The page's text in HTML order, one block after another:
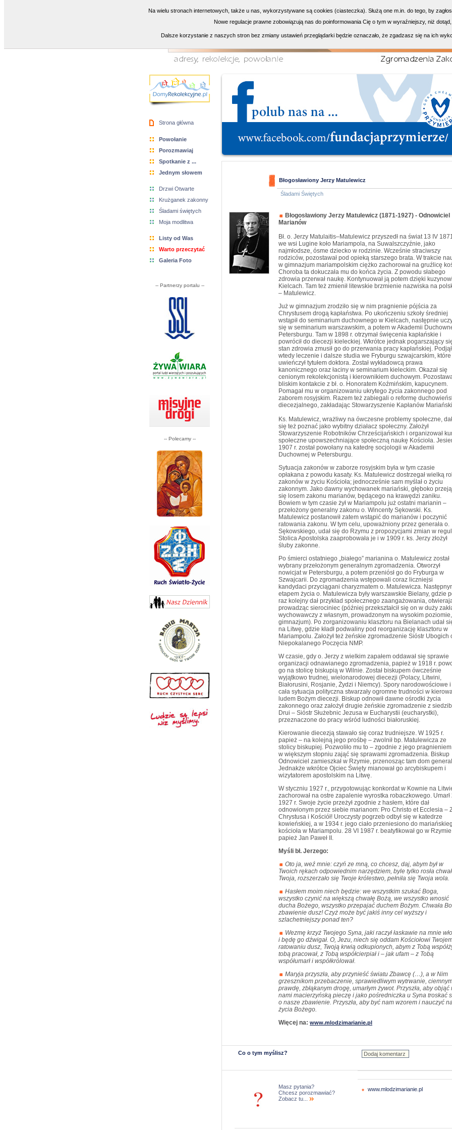
Strona główna
Powołanie
Porozmawiaj
Spotkanie z ...
Jednym słowem
Drzwi Otwarte
Krużganek zakonny
Śladami świętych
Moja modlitwa
Listy od Was
Warto przeczytać
Galeria Foto
-- Partnerzy portalu --
-- Polecamy --
Błogosławiony Jerzy Matulewicz
Śladami Świętych
Błogosławiony Jerzy Matulewicz (1871-1927) - Odnowiciel
Marianów
Bł. o. Jerzy Matulaitis–Matulewicz przyszedł na świat 13 IV
we wsi Lugine koło Mariampola, na Suwalszczyźnie, jako
najmłodsze, ósme dziecko w rodzinie. Wcześnie straciwszy
rodziców, pozostawał pod opieką starszego brata. W trakcie
w gimnazjum mariampolskim ciężko zachorował na gruźlicę
Choroba ta dokuczała mu do końca życia. Z powodu słabego
zdrowia przerwał naukę. Kontynuował ją potem dzięki
Kielcach. Tam też zmienił litewskie brzmienie nazwiska na
– Matulewicz.
Już w gimnazjum zrodziło się w nim pragnienie pójścia za
Chrystusem drogą kapłaństwa. Po ukończeniu szkoły średniej
wstąpił do seminarium duchownego w Kielcach, następnie
się w seminarium warszawskim, a potem w Akademii
Petersburgu. Tam w 1898 r. otrzymał święcenia kapłańskie i
powrócił do diecezji kieleckiej. Wkrótce jednak pogarszający
stan zdrowia zmusił go do przerwania pracy kapłańskiej. Podjął
wtedy leczenie i dalsze studia we Fryburgu szwajcarskim, które
uwieńczył tytułem doktora. Został wykładowcą prawa
kanonicznego oraz łaciny w seminarium kieleckim. Okazał się
cenionym rekolekcjonistą i kierownikiem duchowym.
bliskim kontakcie z bł. o. Honoratem Koźmińskim, kapucynem.
Pomagał mu w organizowaniu ukrytego życia zakonnego pod
zaborem rosyjskim. Razem też zabiegali o reformę
diecezjalnego, zakładając Stowarzyszenie Kapłanów
Ks. Matulewicz, wrażliwy na ówczesne problemy społeczne, dał
się też poznać jako wybitny działacz społeczny. Założył
Stowarzyszenie Robotników Chrześcijańskich i organizował
społeczne upowszechniające społeczną naukę Kościoła.
1907 r. został powołany na katedrę socjologii w Akademii
Duchownej w Petersburgu.
Sytuacja zakonów w zaborze rosyjskim była w tym czasie
opłakana z powodu kasaty. Ks. Matulewicz dostrzegał wielką
zakonów w życiu Kościoła; jednocześnie sam myślał o życiu
zakonnym. Jako dawny wychowanek mariański, głęboko
się losem zakonu marianów, będącego na krawędzi zaniku.
Bowiem w tym czasie żył w Mariampolu już ostatni marianin –
przełożony generalny zakonu o. Wincenty Sękowski. Ks.
Matulewicz postanowił zatem wstąpić do marianów i poczynić
ratowania zakonu. W tym celu, upoważniony przez generała o.
Sękowskiego, udał się do Rzymu z propozycjami zmian w
Stolica Apostolska zaaprobowała je i w 1909 r. ks. Jerzy złożył
śluby zakonne.
Po śmierci ostatniego „białego” marianina o. Matulewicz został
wybrany przełożonym generalnym zgromadzenia. Otworzył
nowicjat w Petersburgu, a potem przeniósł go do Fryburga w
Szwajcarii. Do zgromadzenia wstępowali coraz liczniejsi
kandydaci przyciągani charyzmatem o. Matulewicza.
etapem życia o. Matulewicza były warszawskie Bielany, gdzie
raz kolejny dał przykład społecznego zaangażowania,
prowadząc sierociniec (później przekształcił się on w duży
wychowawczy z własnym, prowadzonym na wysokim poziomie,
gimnazjum). Po zorganizowaniu klasztoru na Bielanach udał
na Litwę, gdzie kładł podwaliny pod reorganizację klasztoru w
Mariampolu. Założył też żeńskie zgromadzenie Sióstr Ubogich
Niepokalanego Poczęcia NMP.
W czasie, gdy o. Jerzy z wielkim zapałem oddawał się sprawie
organizacji odnawianego zgromadzenia, papież w 1918 r.
go na stolicę biskupią w Wilnie. Został biskupem ówcześnie
wyjątkowo trudnej, wielonarodowej diecezji (Polacy, Litwini,
Białorusini, Rosjanie, Żydzi i Niemcy). Spory narodowościowe i
cała sytuacja polityczna stwarzały ogromne trudności w
ludem Bożym diecezji. Biskup odnowił dawne ośrodki życia
zakonnego oraz założył drugie żeńskie zgromadzenie z
Drui – Sióstr Służebnic Jezusa w Eucharystii (eucharystki),
przeznaczone do pracy wśród ludności białoruskiej.
Kierowanie diecezją stawało się coraz trudniejsze. W 1925 r.
papież – na kolejną jego prośbę – zwolnił bp. Matulewicza ze
stolicy biskupiej. Pozwoliło mu to – zgodnie z jego
w większym stopniu zająć się sprawami zgromadzenia. Biskup
Odnowiciel zamieszkał w Rzymie, przenosząc tam dom
Jednakże wkrótce Ojciec Święty mianował go arcybiskupem i
wizytatorem apostolskim na Litwę.
W styczniu 1927 r., przygotowując konkordat w Kownie na
zachorował na ostre zapalenie wyrostka robaczkowego. Umarł
1927 r. Swoje życie przeżył zgodnie z hasłem, które dał
odnowionym przez siebie marianom: Pro Christo et Ecclesia –
Chrystusa i Kościół! Uroczysty pogrzeb odbył się w katedrze
kowieńskiej, a w 1934 r. jego ciało przeniesiono do
kościoła w Mariampolu. 28 VI 1987 r. beatyfikował go w Rzymie
papież Jan Paweł II.
Myśli bł. Jerzego:
Oto ja, weź mnie: czyń ze mną, co chcesz, daj, abym był w
Twoich rękach odpowiednim narzędziem, byle tylko rosła
Twoja, rozszerzało się Twoje królestwo, pełniła się Twoja wola.
Hasłem moim niech będzie: we wszystkim szukać Boga,
wszystko czynić na większą chwałę Bożą, we wszystko wnosić
ducha Bożego, wszystko przepajać duchem Bożym. Chwała
zbawienie dusz! Czyż może być jakiś inny cel wyższy i
szlachetniejszy ponad ten?
Wezmę krzyż Twojego Syna, jaki raczył łaskawie na mnie
i będę go dźwigał. O, Jezu, niech się oddam Kościołowi
ratowaniu dusz, Twoją krwią odkupionych, abym z Tobą
tobą pracował, z Tobą współcierpiał i – jak ufam – z Tobą
współumarł i współkrólował.
Maryja przyszła, aby przynieść światu Zbawcę (…), a w Nim
grzesznikom przebaczenie, sprawiedliwym wytrwanie,
prawdę, zbłąkanym drogę, umarłym żywot. Przyszła, aby objąć
nami macierzyńską pieczę i jako pośredniczka u Syna troskać
o nasze zbawienie. Przyszła, aby być nam wzorem i nauczyć
życia Bożego.
Więcej na: www.mlodzimarianie.pl
Co o tym myślisz?
Masz pytania?
Chcesz porozmawiać?
Zobacz tu...
www.mlodzimarianie.pl
Na wielu stronach internetowych, także u nas, wykorzystywane są cookies (ciasteczka). Służą one m.in. do tego, by
Nowe regulacje prawne zobowiązują nas do poinformowania Cię o tym w wyraźniejszy, niż dotąd,
Dalsze korzystanie z naszych stron bez zmiany ustawień przeglądarki będzie oznaczało, że zgadzasz się na ich